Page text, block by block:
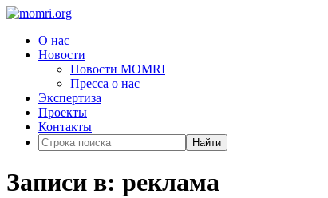
О нас
Новости
Новости MOMRI
Пресса о нас
Экспертиза
Проекты
Контакты
Найти
Записи в: реклама